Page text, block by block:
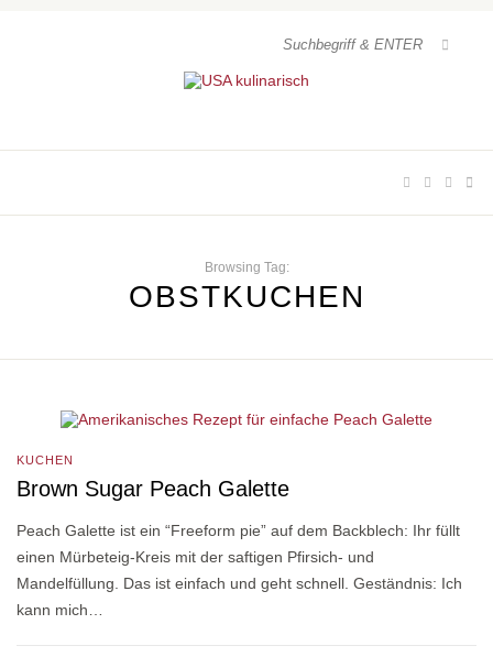
Browsing Tag:
OBSTKUCHEN
KUCHEN
Brown Sugar Peach Galette
Peach Galette ist ein “Freeform pie” auf dem Backblech: Ihr füllt
einen Mürbeteig-Kreis mit der saftigen Pfirsich- und
Mandelfüllung. Das ist einfach und geht schnell. Geständnis: Ich
kann mich…